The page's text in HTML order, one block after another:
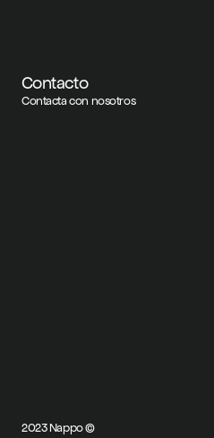
Contacto
Contacta con nosotros
2023 Nappo ©